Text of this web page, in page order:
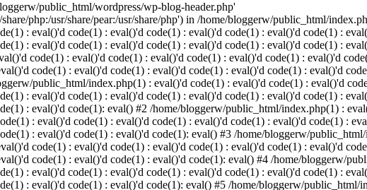
public_html/wordpress/wp-blog-header.php'
php:/usr/share/pear:/usr/share/php') in /home/bloggerw/public_html/
: eval()'d code(1) : eval()'d code(1) : eval()'d code(1) : eval()'d code(1) :
: eval()'d code(1) : eval()'d code(1) : eval()'d code(1) : eval()'d code(1) :
code(1) : eval()'d code(1) : eval()'d code(1) : eval()'d code(1) : eval()'d
code(1) : eval()'d code(1) : eval()'d code(1) : eval()'d code(1) : eval()'d
public_html/index.php(1) : eval()'d code(1) : eval()'d code(1) : eval()'d
: eval()'d code(1) : eval()'d code(1) : eval()'d code(1) : eval()'d code(1) :
: eval()'d code(1): eval() #2 /home/bloggerw/public_html/index.php(1) :
: eval()'d code(1) : eval()'d code(1) : eval()'d code(1) : eval()'d code(1) :
: eval()'d code(1) : eval()'d code(1): eval() #3 /home/bloggerw/
code(1) : eval()'d code(1) : eval()'d code(1) : eval()'d code(1) : eval()'d
code(1) : eval()'d code(1) : eval()'d code(1): eval() #4 /home/bloggerw/
: eval()'d code(1) : eval()'d code(1) : eval()'d code(1) : eval()'d code(1) :
: eval()'d code(1) : eval()'d code(1): eval() #5 /home/bloggerw/